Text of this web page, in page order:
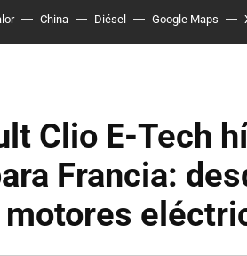
China Diésel Google Maps
Clio E-Tech
Francia: